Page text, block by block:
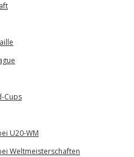
Cups
U20-WM
Weltmeisterschaften